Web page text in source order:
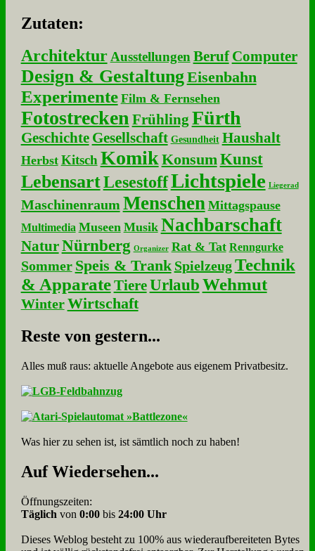
Zu­ta­ten:
Architektur Ausstellungen Beruf Computer
Design & GestaltungEisenbahn
Experimente Film & Fernsehen
Fotostrecken Frühling Fürth
Geschichte Gesellschaft Gesundheit Haushalt
Herbst Kitsch KomikKonsumKunst
LebensartLesestoffLichtspiele Liegerad
Maschinenraum Menschen Mittagspause
Multimedia Museen Musik Nachbarschaft
NaturNürnberg Organizer Rat & Tat Renngurke
Sommer Speis & Trank Spielzeug Technik
& Apparate Tiere UrlaubWehmut
Winter Wirtschaft
Re­ste von ge­stern...
Alles muß raus: aktuelle An­ge­bo­te aus eigenem Privatbesitz.
Was hier zu sehen ist, ist sämt­lich noch zu haben!
Auf Wie­der­se­hen...
Öffnungszeiten:
Täglich von 0:00bis 24:00 Uhr
Dieses Weblog besteht zu 100% aus wie­der­auf­bereite­ten Bytes